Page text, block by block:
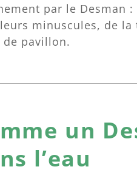
par le Desman
minuscules, de
de pavillon.
un
l’eau